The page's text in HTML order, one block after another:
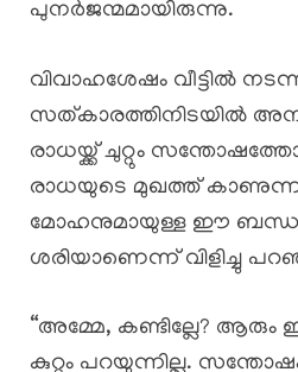
പുനർജന്മമായിരുന്നു.
വിവാഹശേഷം വീട്ടിൽ
സത്കാരത്തിനിടയിൽ
രാധയ്ക്ക് ചുറ്റും
രാധയുടെ മുഖത്ത്
മോഹനുമായുള്ള ഈ
ശരിയാണെന്ന് വിളിച്ചു
“അമ്മേ, കണ്ടില്ലേ?
കുറ്റം പറയുന്നില്ല.